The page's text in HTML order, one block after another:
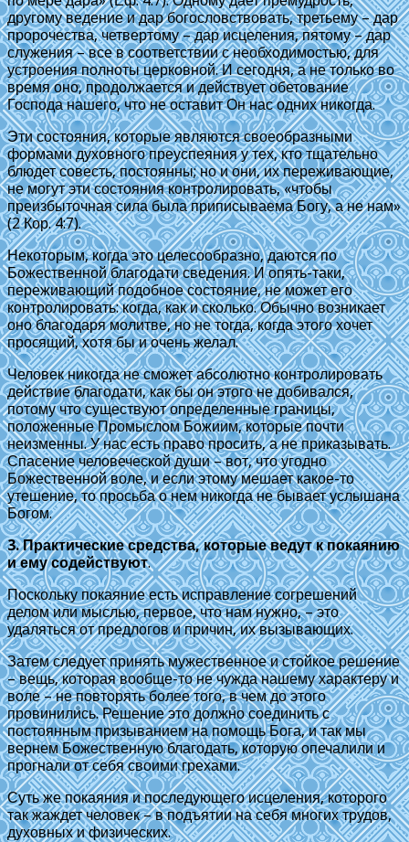
другому ведение и дар богословствовать, третьему – дар
пророчества, четвертому – дар исцеления, пятому – дар
служения – все в соответствии с необходимостью, для
устроения полноты церковной. И сегодня, а не только во
время оно, продолжается и действует обетование
Господа нашего, что не оставит Он нас одних никогда.
Эти состояния, которые являются своеобразными
формами духовного преуспеяния у тех, кто тщательно
блюдет совесть, постоянны; но и они, их переживающие,
не могут эти состояния контролировать, «чтобы
преизбыточная сила была приписываема Богу, а не нам»
(2 Кор. 4:7).
Некоторым, когда это целесообразно, даются по
Божественной благодати сведения. И опять-таки,
переживающий подобное состояние, не может его
контролировать: когда, как и сколько. Обычно возникает
оно благодаря молитве, но не тогда, когда этого хочет
проcящий, хотя бы и очень желал.
Человек никогда не сможет абсолютно контролировать
действие благодати, как бы он этого не добивался,
потому что существуют определенные границы,
положенные Промыслом Божиим, которые почти
неизменны. У нас есть право просить, а не приказывать.
Спасение человеческой души – вот, что угодно
Божественной воле, и если этому мешает какое-то
утешение, то просьба о нем никогда не бывает услышана
Богом.
3. Практические средства, которые ведут к покаянию
и ему содействуют.
Поскольку покаяние есть исправление согрешений
делом или мыслью, первое, что нам нужно, – это
удаляться от предлогов и причин, их вызывающих.
Затем следует принять мужественное и стойкое решение
– вещь, которая вообще-то не чужда нашему характеру и
воле – не повторять более того, в чем до этого
провинились. Решение это должно соединить с
постоянным призыванием на помощь Бога, и так мы
вернем Божественную благодать, которую опечалили и
прогнали от себя своими грехами.
Суть же покаяния и последующего исцеления, которого
так жаждет человек – в подъятии на себя многих трудов,
духовных и физических.